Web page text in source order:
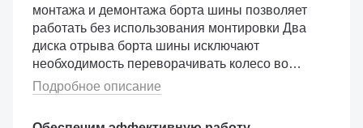
монтажа и демонтажа борта шины позволяет
работать без использования монтировки Два
диска отрыва борта шины исключают
необходимость переворачивать колесо во
время работы Система взрывной подкачки:
значительно облегчает по�...
Подробное описание